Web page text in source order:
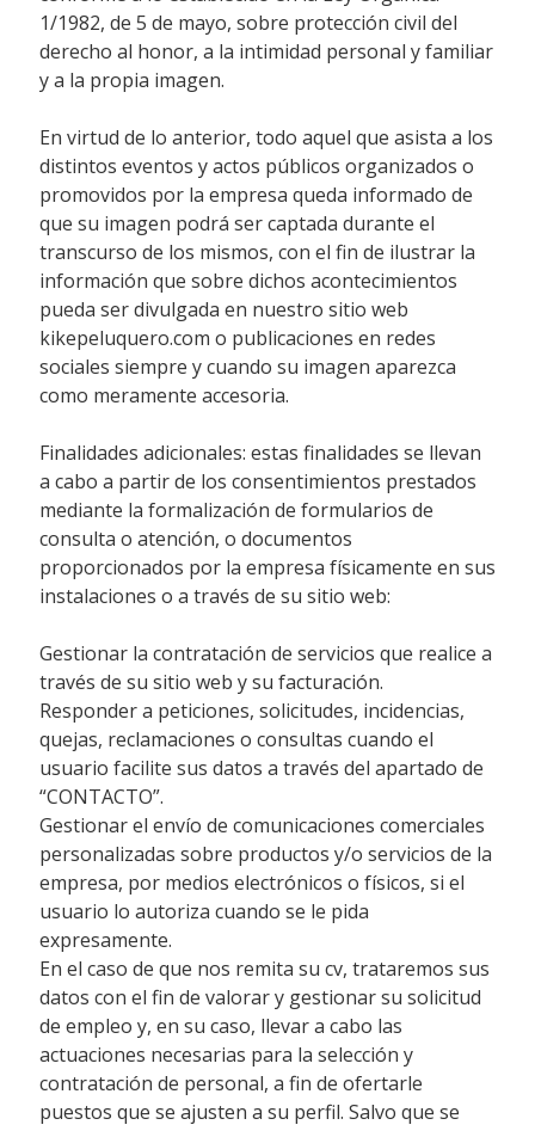
1/1982, de 5 de mayo, sobre protección civil del
derecho al honor, a la intimidad personal y familiar
y a la propia imagen.
En virtud de lo anterior, todo aquel que asista a los
distintos eventos y actos públicos organizados o
promovidos por la empresa queda informado de
que su imagen podrá ser captada durante el
transcurso de los mismos, con el fin de ilustrar la
información que sobre dichos acontecimientos
pueda ser divulgada en nuestro sitio web
kikepeluquero.com o publicaciones en redes
sociales siempre y cuando su imagen aparezca
como meramente accesoria.
Finalidades adicionales: estas finalidades se llevan
a cabo a partir de los consentimientos prestados
mediante la formalización de formularios de
consulta o atención, o documentos
proporcionados por la empresa físicamente en sus
instalaciones o a través de su sitio web:
Gestionar la contratación de servicios que realice a
través de su sitio web y su facturación.
Responder a peticiones, solicitudes, incidencias,
quejas, reclamaciones o consultas cuando el
usuario facilite sus datos a través del apartado de
“CONTACTO”.
Gestionar el envío de comunicaciones comerciales
personalizadas sobre productos y/o servicios de la
empresa, por medios electrónicos o físicos, si el
usuario lo autoriza cuando se le pida
expresamente.
En el caso de que nos remita su cv, trataremos sus
datos con el fin de valorar y gestionar su solicitud
de empleo y, en su caso, llevar a cabo las
actuaciones necesarias para la selección y
contratación de personal, a fin de ofertarle
puestos que se ajusten a su perfil. Salvo que se